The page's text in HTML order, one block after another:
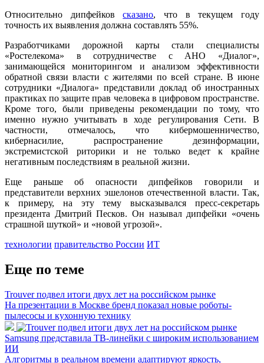
Относительно дипфейковсказано, что в текущем году
точность их выявления должна составлять 55%.
Разработчиками дорожной карты стали специалисты
«Ростелекома» в сотрудничестве с АНО «Диалог»,
занимающейся мониторингом и анализом эффективности
обратной связи власти с жителями по всей стране. В июне
сотрудники «Диалога» представили доклад об иностранных
практиках по защите прав человека в цифровом пространстве.
Кроме того, были приведены рекомендации по тому, что
именно нужно учитывать в ходе регулирования Сети. В
частности, отмечалось, что кибермошенничество,
кибернасилие, распространение дезинформации,
экстремистской риторики и не только ведет к крайне
негативным последствиям в реальной жизни.
Еще раньше об опасности дипфейков говорили и
представители верхних эшелонов отечественной власти. Так,
к примеру, на эту тему высказывался пресс-секретарь
президента Дмитрий Песков. Он называл дипфейки «очень
страшной шуткой» и «новой угрозой».
технологии правительство России ИТ
Еще по теме
Trouver подвел итоги двух лет на российском рынке
На презентации в Москве бренд показал новые роботы-
пылесосы и кухонную технику
Samsung представила ТВ-линейки с широким использованием
ИИ
Алгоритмы в реальном времени адаптируют яркость,